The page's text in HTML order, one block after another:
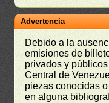
Advertencia
Debido a la
emisiones de
privados y
Central de
piezas conocidas
en alguna